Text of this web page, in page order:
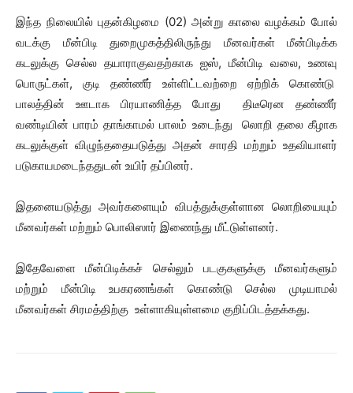
இந்த நிலையில் புதன்கிழமை (02) அன்று காலை வழக்கம் போல்
வடக்கு மீன்பிடி துறைமுகத்திலிருந்து மீனவர்கள் மீன்பிடிக்க
கடலுக்கு செல்ல தயாராகுவதற்காக ஐஸ், மீன்பிடி வலை, உணவு
பொருட்கள், குடி தண்ணீர் உள்ளிட்டவற்றை ஏற்றிக் கொண்டு
பாலத்தின் ஊடாக பிரயாணித்த போது திடீரென தண்ணீர்
வண்டியின் பாரம் தாங்காமல் பாலம் உடைந்து லொறி தலை கீழாக
கடலுக்குள் விழுந்ததையடுத்து அதன் சாரதி மற்றும் உதவியாளர்
படுகாயமடைந்ததுடன் உயிர் தப்பினர்.
இதனையடுத்து அவர்களையும் விபத்துக்குள்ளான லொறியையும்
மீனவர்கள் மற்றும் பொலிஸார் இணைந்து மீட்டுள்ளனர்.
இதேவேளை மீன்பிடிக்கச் செல்லும் படகுகளுக்கு மீனவர்களும்
மற்றும் மீன்பிடி உபகரணங்கள் கொண்டு செல்ல முடியாமல்
மீனவர்கள் சிரமத்திற்கு உள்ளாகியுள்ளமை குறிப்பிடத்தக்கது.